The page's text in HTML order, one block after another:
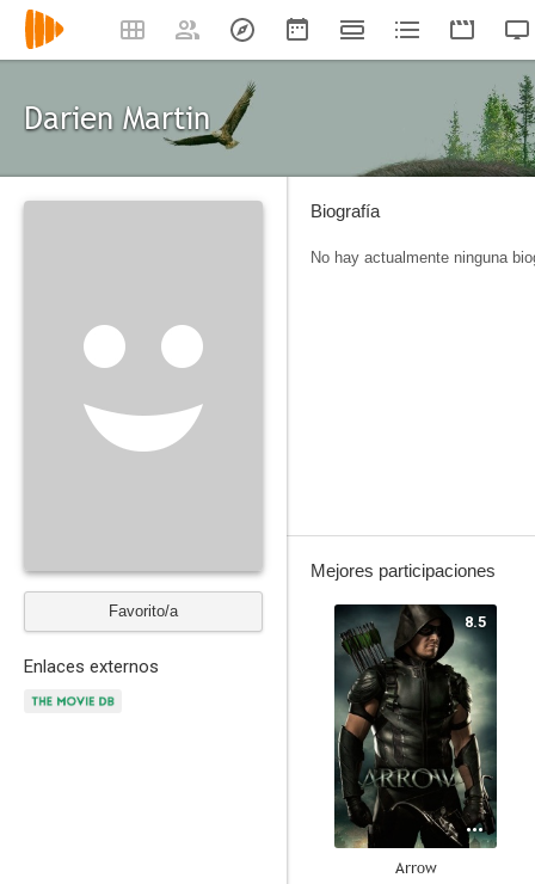
Darien Martin
Favorito/a
Enlaces externos
Biografía
No hay actualmente ninguna
Mejores participaciones
8.5
Arrow